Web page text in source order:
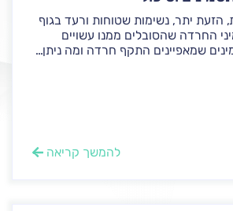
הזעת יתר, נשימות שטוחות ורעד בגוף
החרדה שהסובלים ממנו עשויים
שמאפיינים התקף חרדה ומה ניתן...
להמשך קריאה